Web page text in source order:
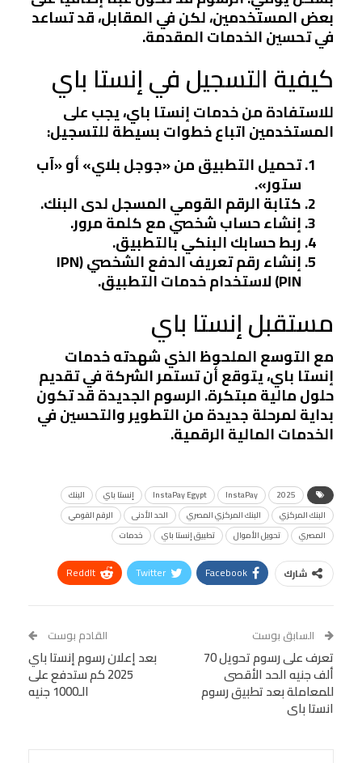
بعض المستخدمين، لكن في المقابل، قد تساعد
في تحسين الخدمات المقدمة.
كيفية التسجيل في إنستا باي
للاستفادة من خدمات إنستا باي، يجب على
المستخدمين اتباع خطوات بسيطة للتسجيل:
تحميل التطبيق من «جوجل بلاي» أو «آب
ستور».
كتابة الرقم القومي المسجل لدى البنك.
إنشاء حساب شخصي مع كلمة مرور.
ربط حسابك البنكي بالتطبيق.
إنشاء رقم تعريف الدفع الشخصي (IPN
PIN) لاستخدام خدمات التطبيق.
مستقبل إنستا باي
مع التوسع الملحوظ الذي شهدته خدمات
إنستا باي، يتوقع أن تستمر الشركة في تقديم
حلول مالية مبتكرة. الرسوم الجديدة قد تكون
بداية لمرحلة جديدة من التطوير والتحسين في
الخدمات المالية الرقمية.
2025
InstaPay
InstaPay Egypt إنستا باي
البنك
البنك المركزي
البنك المركزي المصري الحد الأدنى
الرقم القومي
المصري
تحويل الأموال تطبيق إنستا باي خدمات
شارك Facebook
Twitter
ReddIt
Tumblr
البريد الإلكتروني
StumbleUpon
VK
Digg
LINE
Viber
طباعة
السابق بوست
تعرف على رسوم تحويل 70
ألف جنيه الحد الأقصى
للمعاملة بعد تطبيق رسوم
انستا باى
القادم بوست
بعد إعلان رسوم إنستا باي
2025 كم ستدفع على
الـ1000 جنيه